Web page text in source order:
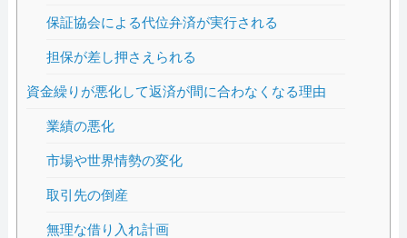
保証協会による代位弁済が実行される
担保が差し押さえられる
資金繰りが悪化して返済が間に合わなくなる理由
業績の悪化
市場や世界情勢の変化
取引先の倒産
無理な借り入れ計画